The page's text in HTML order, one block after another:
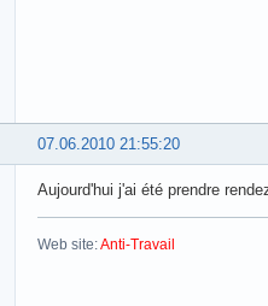
07.06.2010 21:55:20
Aujourd'hui j'ai été prendre
Web site:Anti-Travail